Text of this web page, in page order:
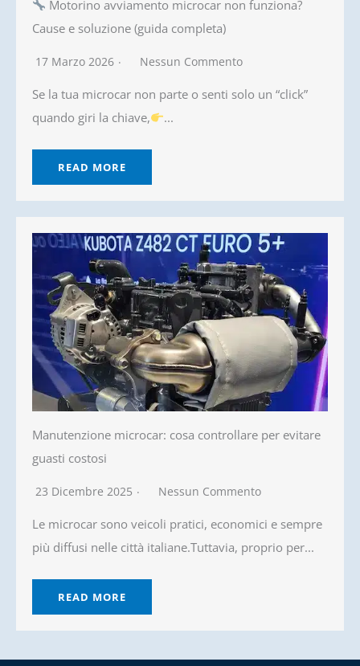
Motorino avviamento microcar non funziona?
Cause e soluzione (guida completa)
17 Marzo 2026 Nessun Commento
Se la tua microcar non parte o senti solo un “click”
quando giri la chiave,
...
READ MORE
Manutenzione microcar: cosa controllare per evitare
guasti costosi
23 Dicembre 2025 Nessun Commento
Le microcar sono veicoli pratici, economici e sempre
più diffusi nelle città italiane.Tuttavia, proprio per...
READ MORE